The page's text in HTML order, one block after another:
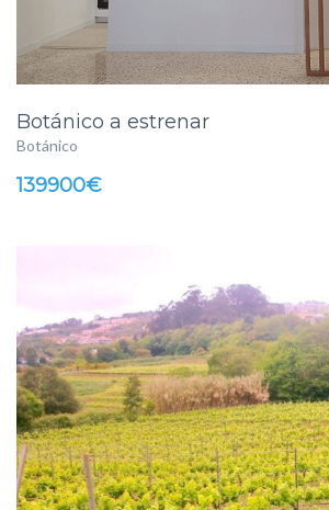
Botánico a estrenar
Botánico
139900€